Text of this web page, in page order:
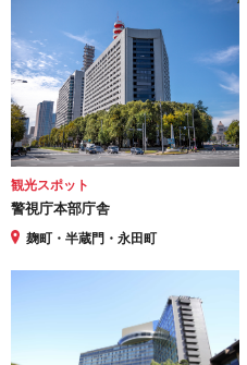
観光スポット
警視庁本部庁舎
麹町・半蔵門・永田町